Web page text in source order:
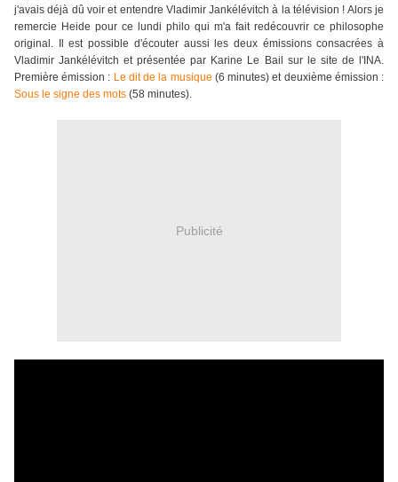
j'avais déjà dû voir et entendre Vladimir Jankélévitch à la télévision ! Alors je
remercie Heide pour ce lundi philo qui m'a fait redécouvrir ce philosophe
original. Il est possible d'écouter aussi les deux émissions consacrées à
Vladimir Jankélévitch et présentée par Karine Le Bail sur le site de l'INA.
Première émission : Le dit de la musique (6 minutes) et deuxième émission :
Sous le signe des mots (58 minutes).
Publicité